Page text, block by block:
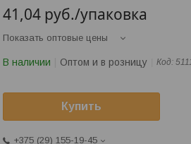
41,04 руб./упаковка
Показать оптовые цены
В наличии Оптом и в розницу Код:
Купить
+375 (29) 155-19-45